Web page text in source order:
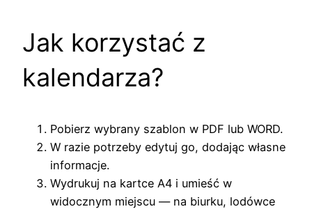
Jak korzystać z
kalendarza?
Pobierz wybrany szablon w PDF lub WORD.
W razie potrzeby edytuj go, dodając własne
informacje.
Wydrukuj na kartce A4 i umieść w
widocznym miejscu — na biurku, lodówce